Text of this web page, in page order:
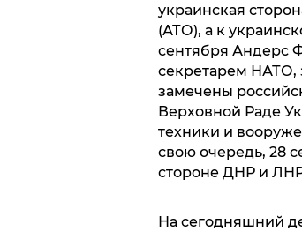
украинская
(АТО), а к
сентября Андерс
секретарем НАТО,
замечены
Верховной Раде
техники и
свою очередь, 28
стороне ДНР и
На сегодняшний